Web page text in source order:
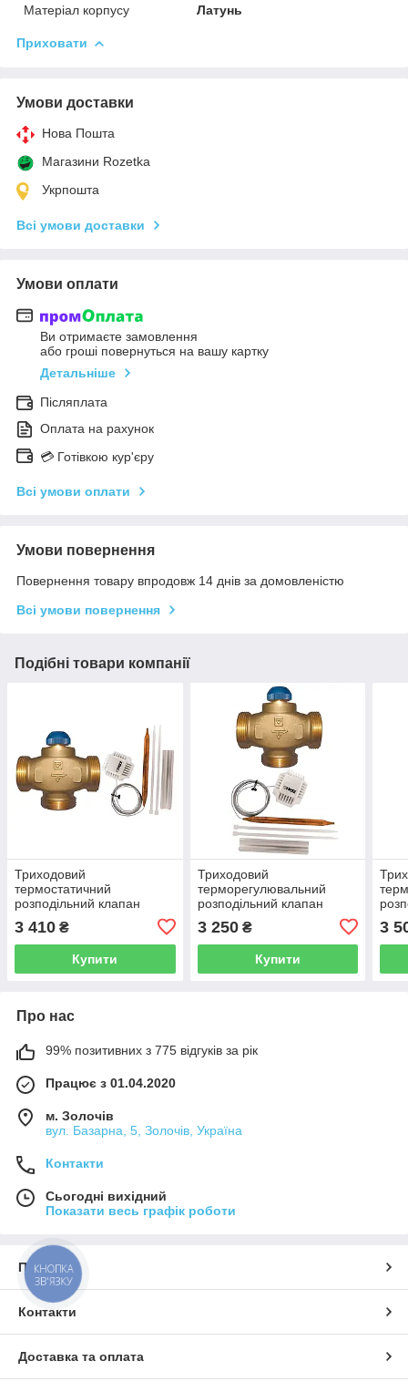
Матеріал корпусу Латунь
Приховати
Умови доставки
Нова Пошта
Магазини Rozetka
Укрпошта
Всі умови доставки
Умови оплати
Ви отримаєте замовлення
або гроші повернуться на вашу картку
Детальніше
Післяплата
Оплата на рахунок
💳 Готівкою кур'єру
Всі умови оплати
Умови повернення
Повернення товару впродовж 14 днів за домовленістю
Всі умови повернення
Подібні товари компанії
Триходовий
термостатичний
розподільний клапан
HERZ CАLIS-TS-RD DN25
1776140 і термостатична
головка HERZ 40-70°С
3 410 ₴
Купити
Триходовий
терморегулювальний
розподільний клапан
1776141 і термостатична
головка HERZ 20-50°С
3 250₴
Купити
3
Про нас
99% позитивних з 775 відгуків за рік
Працює з 01.04.2020
м. Золочів
вул. Базарна, 5, Золочів, Україна
Контакти
Сьогодні вихідний
Показати весь графік роботи
Про нас
Контакти
Доставка та оплата
КНОПКА
ЗВ'ЯЗКУ